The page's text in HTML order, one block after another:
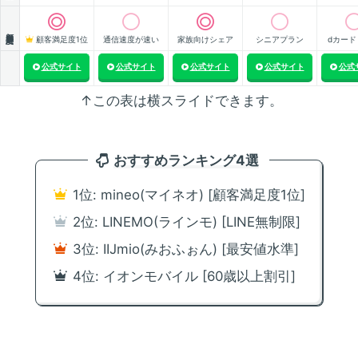
顧客満足度1位 通信速度が速い 家族向けシェア シニアプラン dカード
公式サイト 公式サイト 公式サイト 公式サイト 公式
↑この表は横スライドできます。
おすすめランキング4選
1位: mineo(マイネオ) [顧客満足度1位]
2位: LINEMO(ラインモ) [LINE無制限]
3位: IIJmio(みおふぉん) [最安値水準]
4位: イオンモバイル [60歳以上割引]